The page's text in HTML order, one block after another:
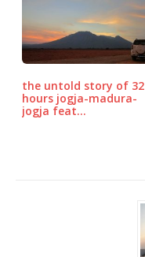
the untold story of 32
hours jogja-madura-
jogja feat…